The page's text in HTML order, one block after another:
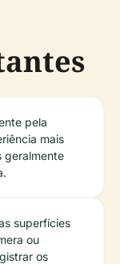
pela
mais
geralmente
superfícies
ou
os